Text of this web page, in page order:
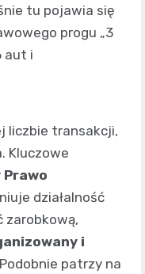
tu pojawia się
progu „3
aut i
liczbie transakcji,
Kluczowe
działalność
zarobkową,
i
patrzy na